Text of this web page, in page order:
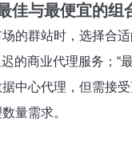
佳与最便宜的组
的群站时，选择合适
的商业代理服务；“
中心代理，但需接
量需求。